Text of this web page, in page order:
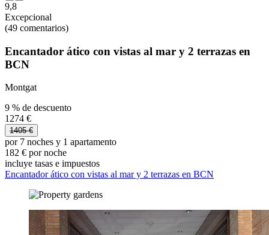
9,8
Excepcional
(49 comentarios)
Encantador ático con vistas al mar y 2 terrazas en
BCN
Montgat
9 % de descuento
1274 €
1405 €
por 7 noches y 1 apartamento
182 € por noche
incluye tasas e impuestos
Encantador ático con vistas al mar y 2 terrazas en BCN